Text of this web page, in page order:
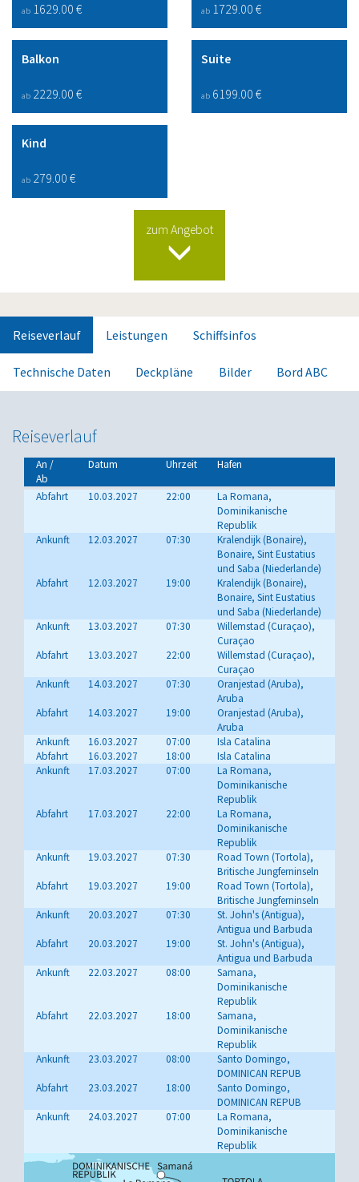
ab 1629.00 € ab 1729.00 €
Balkon
ab 2229.00 €
Suite
ab 6199.00 €
Kind
ab 279.00 €
zum Angebot
Reiseverlauf Leistungen Schiffsinfos
Technische Daten Deckpläne Bilder Bord ABC
Reiseverlauf
An /
Ab
Datum Uhrzeit Hafen
Abfahrt 10.03.2027 22:00
La Romana,
Dominikanische
Republik
Ankunft
12.03.2027 07:30
Kralendijk (Bonaire),
Bonaire, Sint Eustatius
und Saba (Niederlande)
Abfahrt
12.03.2027 19:00
Kralendijk (Bonaire),
Bonaire, Sint Eustatius
und Saba (Niederlande)
Ankunft
13.03.2027 07:30
Willemstad (Curaçao),
Curaçao
Abfahrt
13.03.2027 22:00
Willemstad (Curaçao),
Curaçao
Ankunft
14.03.2027 07:30
Oranjestad (Aruba),
Aruba
Abfahrt
14.03.2027 19:00
Oranjestad (Aruba),
Aruba
Ankunft
16.03.2027 07:00
Isla Catalina
Abfahrt
16.03.2027 18:00
Isla Catalina
Ankunft
17.03.2027 07:00
La Romana,
Dominikanische
Republik
Abfahrt
17.03.2027 22:00
La Romana,
Dominikanische
Republik
Ankunft
19.03.2027 07:30
Road Town (Tortola),
Britische Jungferninseln
Abfahrt
19.03.2027 19:00
Road Town (Tortola),
Britische Jungferninseln
Ankunft
20.03.2027 07:30
St. John's (Antigua),
Antigua und Barbuda
Abfahrt
20.03.2027 19:00
St. John's (Antigua),
Antigua und Barbuda
Ankunft
22.03.2027 08:00
Samana,
Dominikanische
Republik
Abfahrt
22.03.2027 18:00
Samana,
Dominikanische
Republik
Ankunft
23.03.2027 08:00
Santo Domingo,
DOMINICAN REPUB
Abfahrt
23.03.2027 18:00
Santo Domingo,
DOMINICAN REPUB
Ankunft
24.03.2027 07:00
La Romana,
Dominikanische
Republik